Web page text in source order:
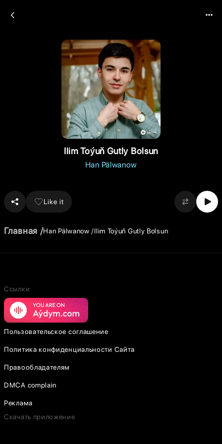
Ilim Toýuň Gutly Bolsun
Han Pälwanow
Like it
Главная Han Pälwanow Ilim Toýuň Gutly Bolsun
Ссылки
Пользовательское соглашение
Политика конфиденциальности Сайта
Правообладателям
DMCA complain
Реклама
Скачать приложение